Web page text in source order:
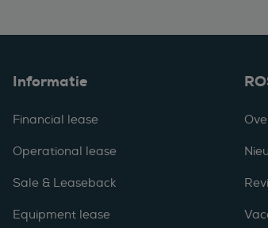
Informatie
Financial lease
Operational lease
Sale & Leaseback
Equipment lease